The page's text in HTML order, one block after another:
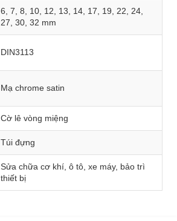
6, 7, 8, 10, 12, 13, 14, 17, 19, 22, 24,
27, 30, 32 mm
DIN3113
Mạ chrome satin
Cờ lê vòng miệng
Túi đựng
Sửa chữa cơ khí, ô tô, xe máy, bảo trì
thiết bị